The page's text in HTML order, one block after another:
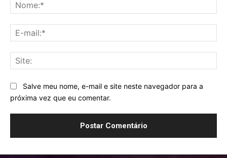
Salve meu nome, e-mail e site neste navegador para a
próxima vez que eu comentar.